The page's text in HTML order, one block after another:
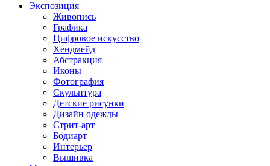
Экспозиция
Живопись
Графика
Цифровое искусство
Хендмейд
Абстракция
Иконы
Фотография
Скульптура
Детские рисунки
Дизайн одежды
Стрит-арт
Бодиарт
Интерьер
Вышивка